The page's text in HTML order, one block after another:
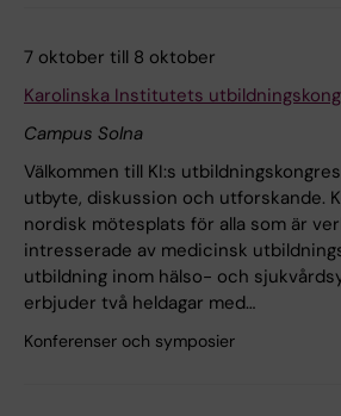
7 oktober till 8 oktober
Karolinska Institutets
Campus Solna
Välkommen till KI:s
utbyte, diskussion och utforskande.
nordisk mötesplats för alla som är
intresserade av medicinsk
utbildning inom hälso- och
erbjuder två heldagar med…
Konferenser och symposier